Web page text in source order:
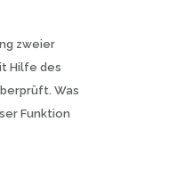
zweier
Hilfe des
Was
Funktion